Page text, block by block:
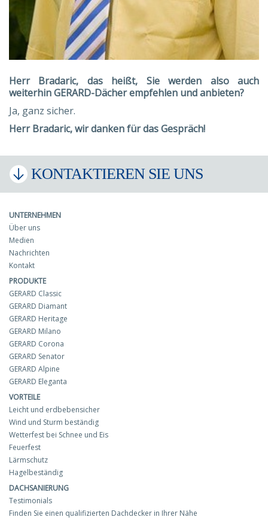
Herr Bradaric, das heißt, Sie werden also auch
weiterhin GERARD-Dächer empfehlen und anbieten?
Ja, ganz sicher.
Herr Bradaric, wir danken für das Gespräch!
KONTAKTIEREN SIE UNS
UNTERNEHMEN
Über uns
Medien
Nachrichten
Kontakt
PRODUKTE
GERARD Classic
GERARD Diamant
GERARD Heritage
GERARD Milano
GERARD Corona
GERARD Senator
GERARD Alpine
GERARD Eleganta
VORTEILE
Leicht und erdbebensicher
Wind und Sturm beständig
Wetterfest bei Schnee und Eis
Feuerfest
Lärmschutz
Hagelbeständig
DACHSANIERUNG
Testimonials
Finden Sie einen qualifizierten Dachdecker in Ihrer Nähe